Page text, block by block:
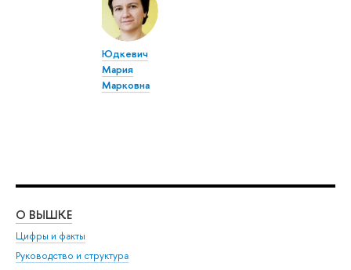
Юдкевич
Мария
Марковна
О ВЫШКЕ
Цифры и факты
Руководство и структура